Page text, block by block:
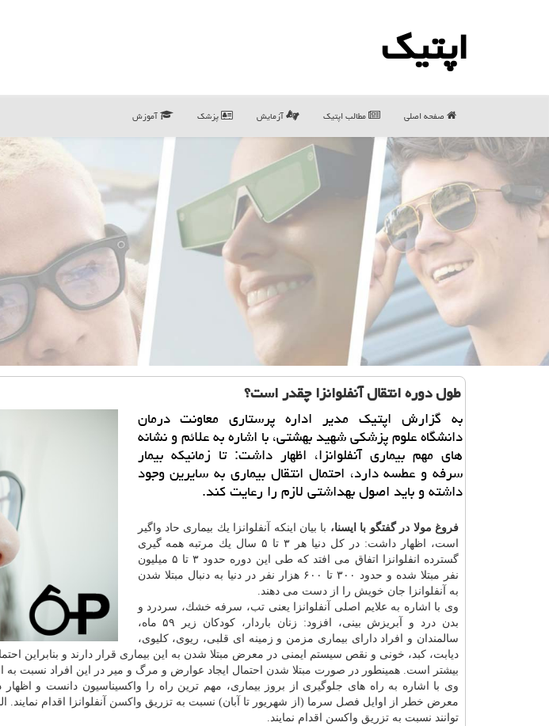
اپتیك
صفحه اصلی مطالب اپتیك آزمایش پزشک آموزش
طول دوره انتقال آنفلوانزا چقدر است؟
به گزارش اپتیك مدیر اداره پرستاری معاونت درمان
دانشگاه علوم پزشكی شهید بهشتی، با اشاره به علائم و نشانه
های مهم بیماری آنفلوانزا، اظهار داشت: تا زمانیكه بیمار
سرفه و عطسه دارد، احتمال انتقال بیماری به سایرین وجود
داشته و باید اصول بهداشتی لازم را رعایت كند.
فروغ مولا در گفتگو با ایسنا، با بیان اینكه آنفلوانزا یك بیماری حاد واگیر
است، اظهار داشت: در كل دنیا هر ۳ تا ۵ سال یك مرتبه همه گیری
گسترده انفلوانزا اتفاق می افتد كه طی این دوره حدود ۳ تا ۵ میلیون
نفر مبتلا شده و حدود ۳۰۰ تا ۶۰۰ هزار نفر در دنیا به دنبال مبتلا شدن
به آنفلوانزا جان خویش را از دست می دهند.
وی با اشاره به علایم اصلی آنفلوانزا یعنی تب، سرفه خشك، سردرد و
بدن درد و آبریزش بینی، افزود: زنان باردار، كودكان زیر ۵۹ ماه،
سالمندان و افراد دارای بیماری مزمن و زمینه ای قلبی، ریوی، كلیوی،
دیابت، كبد، خونی و نقص سیستم ایمنی در معرض مبتلا شدن به این بیماری قرار دارند و بنابراین احتمال
بیشتر است. همینطور در صورت مبتلا شدن احتمال ایجاد عوارض و مرگ و میر در این افراد نسبت به
وی با اشاره به راه های جلوگیری از بروز بیماری، مهم ترین راه را واكسیناسیون دانست و
معرض خطر از اوایل فصل سرما (از شهریور تا آبان) نسبت به تزریق واكسن آنفلوانزا اقدام نمایند.
توانند نسبت به تزریق واكسن اقدام نمایند.